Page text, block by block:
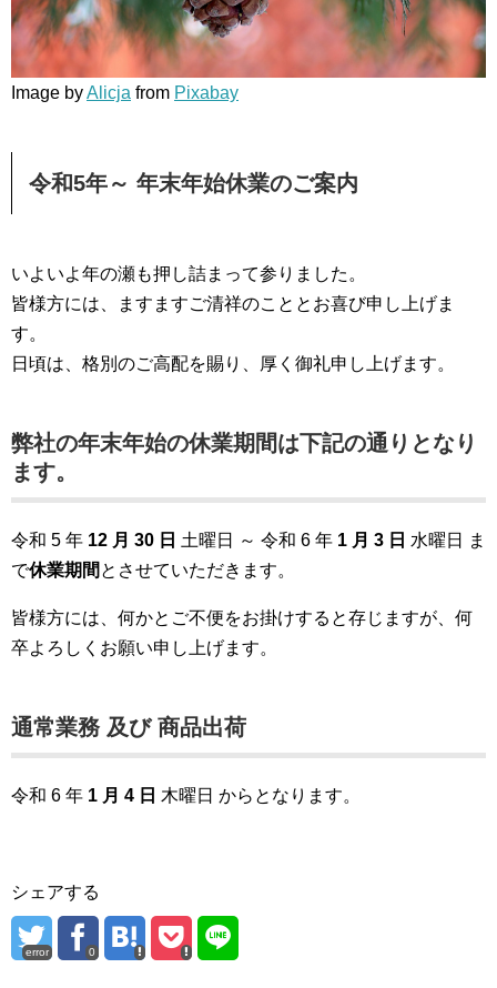
Image byAlicja from Pixabay
令和5年～ 年末年始休業のご案内
いよいよ年の瀬も押し詰まって参りました。
皆様方には、ますますご清祥のこととお喜び申し上げま
す。
日頃は、格別のご高配を賜り、厚く御礼申し上げます。
弊社の年末年始の休業期間は下記の通りとなり
ます。
令和 5 年 12 月 30 日 土曜日 ～ 令和 6 年 1 月 3 日 水曜日 ま
で休業期間 とさせていただきます。
皆様方には、何かとご不便をお掛けすると存じますが、何
卒よろしくお願い申し上げます。
通常業務 及び 商品出荷
令和 6 年 1 月 4 日 木曜日 からとなります。
シェアする
error 0